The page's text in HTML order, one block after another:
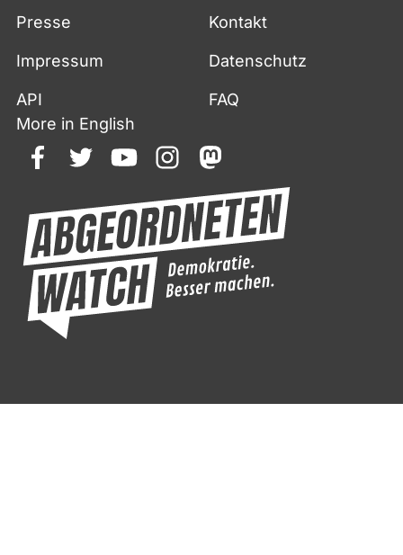
Presse Kontakt
Impressum Datenschutz
API
FAQ
More in English
facebooktwitteryoutubeinstagrammastodon